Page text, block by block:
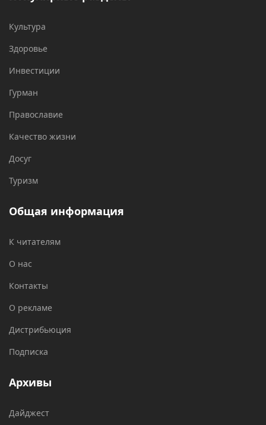
Культура
Здоровье
Инвестиции
Гурман
Православие
Качество жизни
Досуг
Туризм
Общая информация
К читателям
О нас
Контакты
О рекламе
Дистрибьюция
Подписка
Архивы
Дайджест